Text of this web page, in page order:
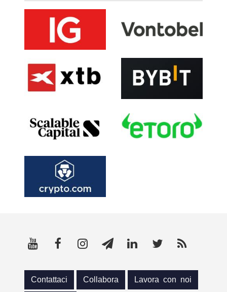
Contattaci Collabora Lavora con noi